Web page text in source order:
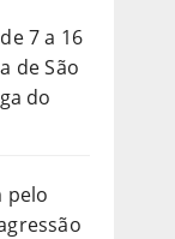
7 a 16
de São
do
pelo